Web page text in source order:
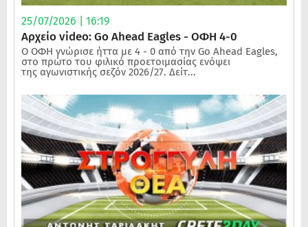
25/07/2026 | 16:19
Αρχείο video: Go Ahead Eagles - ΟΦΗ 4-0
Ο ΟΦΗ γνώρισε ήττα με 4 - 0 από την Go Ahead Eagles,
στο πρώτο του φιλικό προετοιμασίας ενόψει
της αγωνιστικής σεζόν 2026/27. Δείτ...